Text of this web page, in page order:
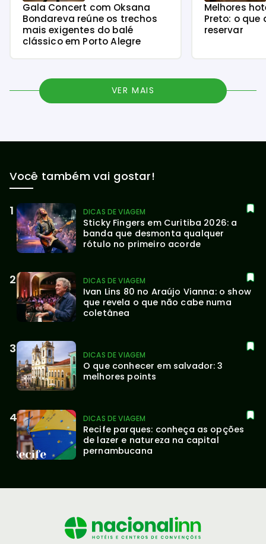
Gala Concert com Oksana
Bondareva reúne os trechos
mais exigentes do balé
clássico em Porto Alegre
Melhores
Preto: o
reservar
VER MAIS
Você também vai gostar!
DICAS DE VIAGEM
Sticky Fingers em Curitiba 2026: a
banda que desmonta qualquer
rótulo no primeiro acorde
DICAS DE VIAGEM
Ivan Lins 80 no Araújo Vianna: o show
que revela o que não cabe numa
coletânea
DICAS DE VIAGEM
O que conhecer em salvador: 3
melhores points
DICAS DE VIAGEM
Recife parques: conheça as opções
de lazer e natureza na capital
pernambucana